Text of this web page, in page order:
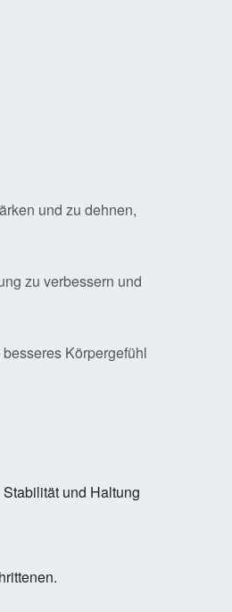
und zu dehnen,
zu verbessern und
Körpergefühl
und Haltung